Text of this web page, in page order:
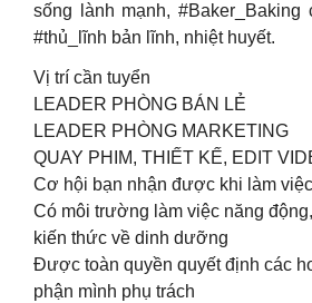
sống lành mạnh, #Baker_Baking
#thủ_lĩnh bản lĩnh, nhiệt huyết.
Vị trí cần tuyển
LEADER PHÒNG BÁN LẺ
LEADER PHÒNG MARKETING
QUAY PHIM, THIẾT KẾ, EDIT
Cơ hội bạn nhận được khi làm
Có môi trường làm việc năng
kiến thức về dinh dưỡng
Được toàn quyền quyết định các
phận mình phụ trách